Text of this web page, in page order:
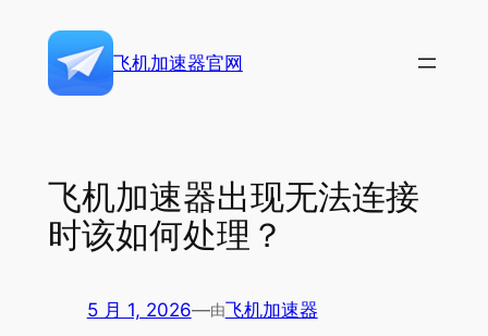
飞机加速器官网
飞机加速器出现无法连接
时该如何处理？
5 月 1, 2026—由飞机加速器